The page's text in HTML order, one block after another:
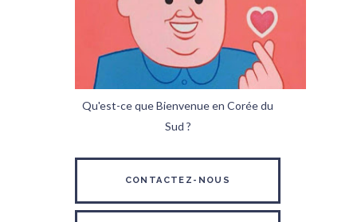
Qu'est-ce que Bienvenue en Corée du
Sud ?
CONTACTEZ-NOUS